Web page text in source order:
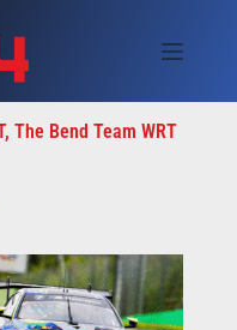
The Bend Team WRT